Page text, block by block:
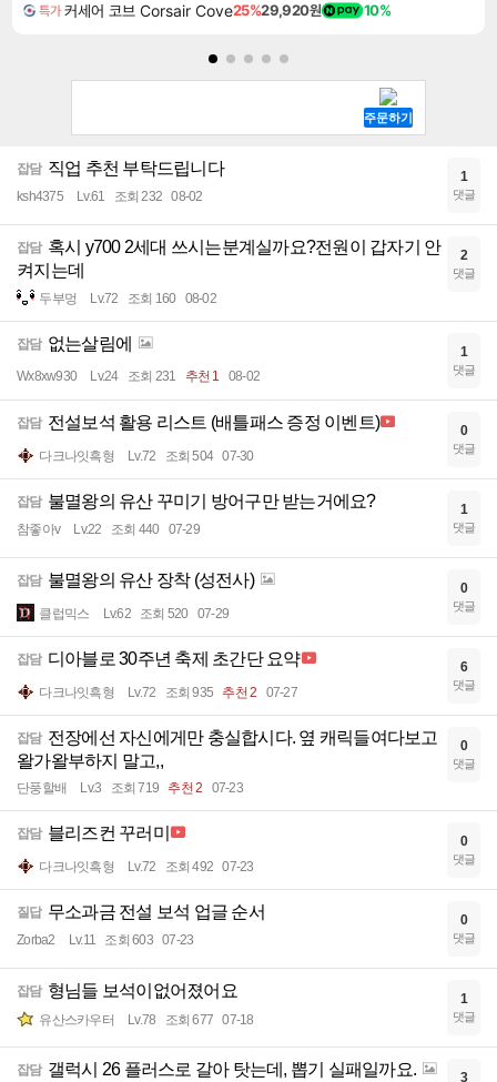
특가 커세어 코브 Corsair Cove25%29,920원 10%
잡담 직업 추천 부탁드립니다
ksh4375 Lv.61 조회 232 08-02
1
댓글
잡담 혹시 y700 2세대 쓰시는분계실까요?전원이 갑자기 안
켜지는데
두부멍 Lv.72 조회 160 08-02
2
댓글
잡담 없는살림에
Wx8xw930 Lv.24 조회 231 추천 1 08-02
1
댓글
잡담 전설보석 활용 리스트 (배틀패스 증정 이벤트)
다크나잇흑형 Lv.72 조회 504 07-30
0
댓글
잡담 불멸왕의 유산 꾸미기 방어구만 받는거에요?
참좋아v Lv.22 조회 440 07-29
1
댓글
잡담 불멸왕의 유산 장착 (성전사)
클럽믹스 Lv.62 조회 520 07-29
0
댓글
잡담 디아블로 30주년 축제 초간단 요약
다크나잇흑형 Lv.72 조회 935 추천 2 07-27
6
댓글
잡담 전장에선 자신에게만 충실합시다. 옆 캐릭들여다보고
왈가왈부하지 말고,,
단풍할배 Lv.3 조회 719 추천 2 07-23
0
댓글
잡담 블리즈컨 꾸러미
다크나잇흑형 Lv.72 조회 492 07-23
0
댓글
질답 무소과금 전설 보석 업글 순서
Zorba2 Lv.11 조회 603 07-23
0
댓글
잡담 형님들 보석이없어졌어요
유산스카우터 Lv.78 조회 677 07-18
1
댓글
잡담 갤럭시 26 플러스로 갈아 탓는데, 뽑기 실패일까요. 3